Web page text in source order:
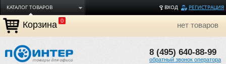
ВХОД РЕГИСТРАЦИЯ
КАТАЛОГ ТОВАРОВ
ДОСТАВКА
ОПЛАТА
ТОРГОВЫЕ МАРКИ
Корзина 0 нет товаров
8 (495) 640-88-99
обратный звонок оператора